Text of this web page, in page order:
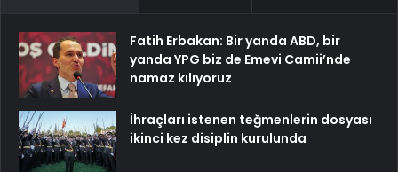
Fatih Erbakan: Bir yanda ABD, bir
yanda YPG biz de Emevi Camii’nde
namaz kılıyoruz
İhraçları istenen teğmenlerin dosyası
ikinci kez disiplin kurulunda